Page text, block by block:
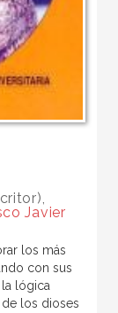
Javier
los más
con sus
lógica
los dioses